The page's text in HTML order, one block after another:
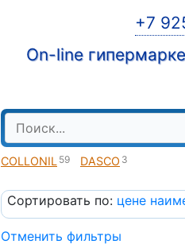
+7
On-line
COLLONIL 59 DASCO 3
Сортировать по: цене
Отменить фильтры